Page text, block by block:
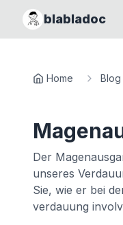
blabladoc
Home Blog
Der
unseres
Sie, wie er bei
verdauung